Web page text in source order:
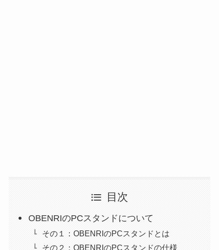
目次
OBENRIのPCスタンドについて
その１：OBENRIのPCスタンドとは
その２：OBENRIのPCスタンドの仕様